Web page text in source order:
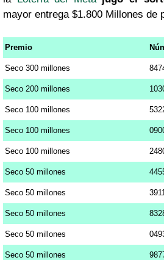
mayor entrega $1.800 Millones de
Premio
Seco 300 millones
Seco 200 millones
Seco 100 millones
Seco 100 millones
Seco 100 millones
Seco 50 millones
Seco 50 millones 3911
Seco 50 millones
Seco 50 millones
Seco 50 millones